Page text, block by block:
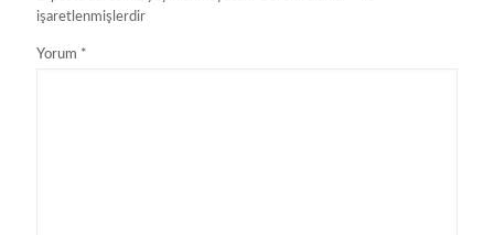
işaretlenmişlerdir
Yorum *